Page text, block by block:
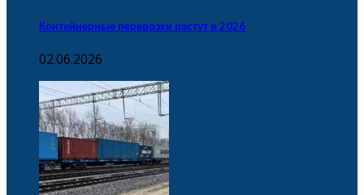
Контейнерные перевозки растут в 2026
02.06.2026